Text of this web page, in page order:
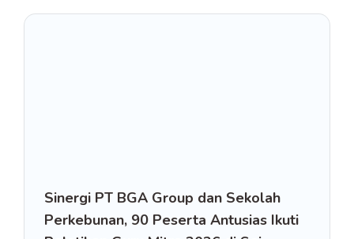
Sinergi PT BGA Group dan Sekolah
Perkebunan, 90 Peserta Antusias Ikuti